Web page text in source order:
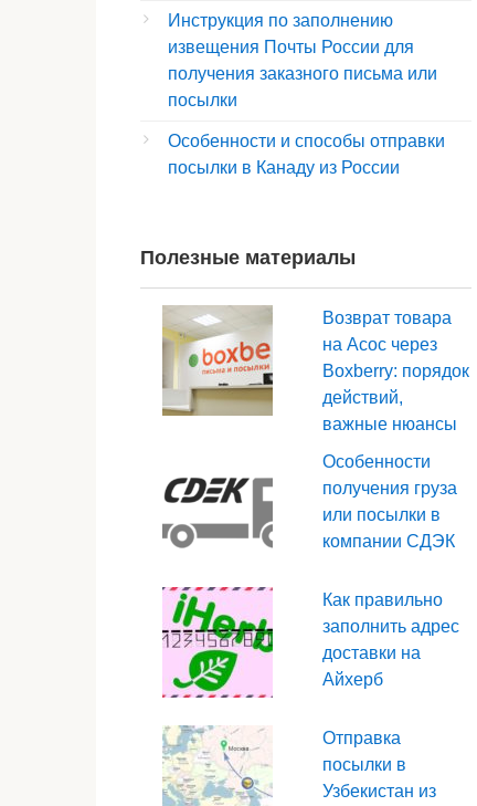
Инструкция по заполнению
извещения Почты России для
получения заказного письма или
посылки
Особенности и способы отправки
посылки в Канаду из России
Полезные материалы
Возврат товара
на Aсос через
Boxberry: порядок
действий,
важные нюансы
Особенности
получения груза
или посылки в
компании СДЭК
Как правильно
заполнить адрес
доставки на
Айхерб
Отправка
посылки в
Узбекистан из